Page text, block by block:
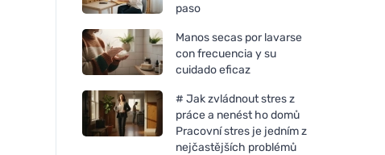
paso
Manos secas por lavarse
con frecuencia y su
cuidado eficaz
# Jak zvládnout stres z
práce a nenést ho domů
Pracovní stres je jedním z
nejčastějších problémů